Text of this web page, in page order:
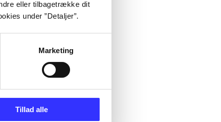
eller tilbagetrække dit
under ”Detaljer”.
Marketing
Tillad alle